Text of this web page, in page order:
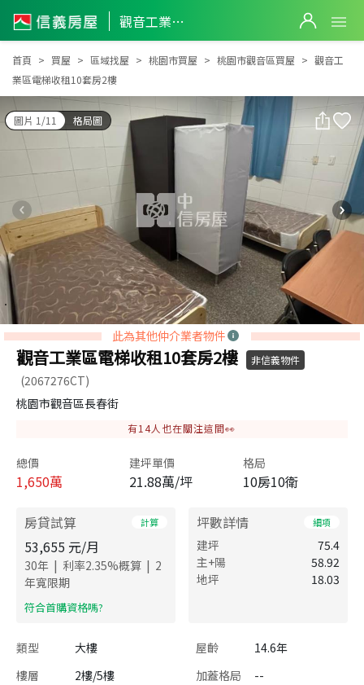
觀音工業區電梯收租10套房2樓
觀音工業區電梯收租10套房2樓
首頁 買屋 區域找屋 桃園市買屋 桃園市觀音區買屋
觀音工
業區電梯收租10套房2樓
圖片 1/11 格局圖
此為其他仲介業者物件
觀音工業區電梯收租10套房2樓 非信義物件
(2067276CT)
桃園市觀音區長春街
有14人也在關注這間👀
總價
1,650萬
建坪單價
21.88萬/坪
格局
10房10衛
房貸試算 計算
53,655 元/月
30年 | 利率2.35%概算 | 2
年寬限期
​符合首購資格嗎?
坪數詳情 細項
建坪
75.4
主+陽
58.92
地坪
18.03
類型 大樓 屋齡
14.6年
樓層
2樓/5樓 加蓋格局
--